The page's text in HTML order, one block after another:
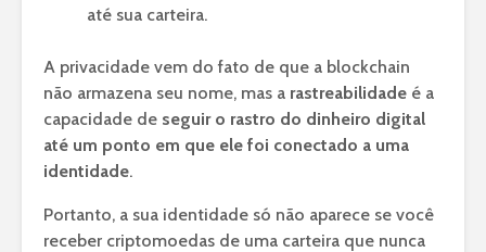
até sua carteira.
A privacidade vem do fato de que a blockchain
não armazena seu nome, mas a rastreabilidade é a
capacidade de seguir o rastro do dinheiro digital
até um ponto em que ele foi conectado a uma
identidade.
Portanto, a sua identidade só não aparece se você
receber criptomoedas de uma carteira que nunca